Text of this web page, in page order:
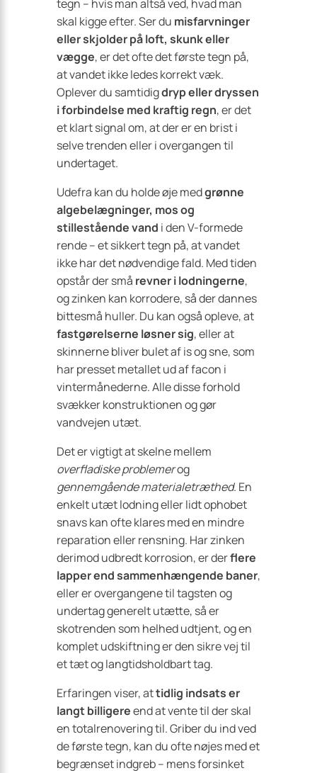
tegn – hvis man altså ved, hvad man
skal kigge efter. Ser du misfarvninger
eller skjolder på loft, skunk eller
vægge, er det ofte det første tegn på,
at vandet ikke ledes korrekt væk.
Oplever du samtidigdryp eller dryssen
i forbindelse med kraftig regn, er det
et klart signal om, at der er en brist i
selve trenden eller i overgangen til
undertaget.
Udefra kan du holde øje medgrønne
algebelægninger, mos og
stillestående vand i den V-formede
rende – et sikkert tegn på, at vandet
ikke har det nødvendige fald. Med tiden
opstår der små revner i lodningerne,
og zinken kan korrodere, så der dannes
bittesmå huller. Du kan også opleve, at
fastgørelserne løsner sig, eller at
skinnerne bliver bulet af is og sne, som
har presset metallet ud af facon i
vintermånederne. Alle disse forhold
svækker konstruktionen og gør
vandvejen utæt.
Det er vigtigt at skelne mellem
overfladiske problemerog
gennemgående materialetræthed. En
enkelt utæt lodning eller lidt ophobet
snavs kan ofte klares med en mindre
reparation eller rensning. Har zinken
derimod udbredt korrosion, er derflere
lapper end sammenhængende baner,
eller er overgangene til tagsten og
undertag generelt utætte, så er
skotrenden som helhed udtjent, og en
komplet udskiftning er den sikre vej til
et tæt og langtidsholdbart tag.
Erfaringen viser, attidlig indsats er
langt billigereend at vente til der skal
en totalrenovering til. Griber du ind ved
de første tegn, kan du ofte nøjes med et
begrænset indgreb – mens forsinket